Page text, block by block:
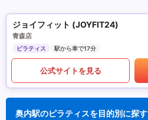
ジョイフィット (JOYFIT24)
青森店
ピラティス 駅から車で17分
公式サイトを見る
奥内駅のピラティスを目的別に探す